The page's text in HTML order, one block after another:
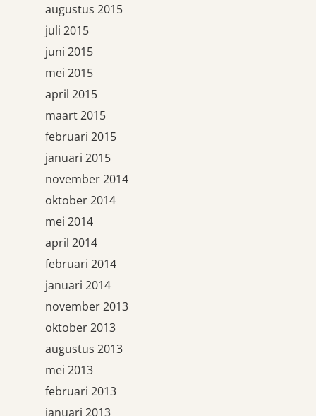
augustus 2015
juli 2015
juni 2015
mei 2015
april 2015
maart 2015
februari 2015
januari 2015
november 2014
oktober 2014
mei 2014
april 2014
februari 2014
januari 2014
november 2013
oktober 2013
augustus 2013
mei 2013
februari 2013
januari 2013